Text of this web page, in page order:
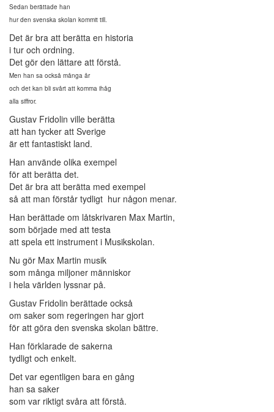
Sedan berättade han
hur den svenska skolan kommit till.
Det är bra att berätta en historia
i tur och ordning.
Det gör den lättare att förstå.
Men han sa också många år
och det kan bli svårt att komma ihåg
alla siffror.
Gustav Fridolin ville berätta
att han tycker att Sverige
är ett fantastiskt land.
Han använde olika exempel
för att berätta det.
Det är bra att berätta med exempel
så att man förstår tydligt hur någon menar.
Han berättade om låtskrivaren Max Martin,
som började med att testa
att spela ett instrument i Musikskolan.
Nu gör Max Martin musik
som många miljoner människor
i hela världen lyssnar på.
Gustav Fridolin berättade också
om saker som regeringen har gjort
för att göra den svenska skolan bättre.
Han förklarade de sakerna
tydligt och enkelt.
Det var egentligen bara en gång
han sa saker
som var riktigt svåra att förstå.